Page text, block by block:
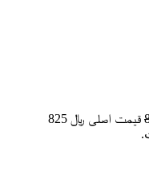
قیمت اصلی ﷼ 825